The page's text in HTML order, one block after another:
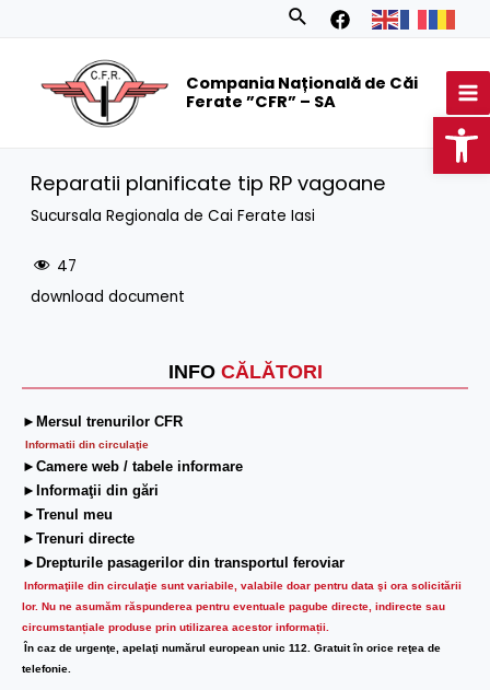
Search
Compania Națională de Căi
Ferate ”CFR” – SA
INFO CĂLĂTORI
►Mersul trenurilor CFR
Informatii din circulaţie
►Camere web / tabele informare
►Informaţii din gări
►Trenul meu
►Trenuri directe
►Drepturile pasagerilor din transportul feroviar
Informaţiile din circulaţie sunt variabile, valabile doar pentru data şi ora solicitării
lor. Nu ne asumăm răspunderea pentru eventuale pagube directe, indirecte sau
circumstanțiale produse prin utilizarea acestor informații.
În caz de urgenţe, apelaţi numărul european unic 112. Gratuit în orice reţea de
telefonie.
Reparatii planificate tip RP vagoane
Sucursala Regionala de Cai Ferate Iasi
47
download document